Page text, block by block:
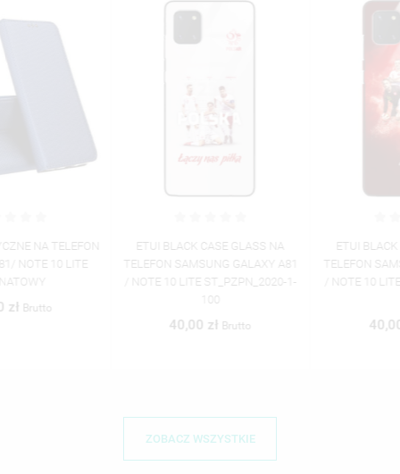
ETUI BLACK CASE GLASS NA
TELEFON SAMSUNG GALAXY A81
/ NOTE 10 LITE ST_PZPN_2020-1-
ETUI BLACK CASE GLASS NA
TELEFON SAMSUNG GALAXY A81
/ NOTE 10 LITE ST_PZPN_2020-1-
ZOBACZ WSZYSTKIE